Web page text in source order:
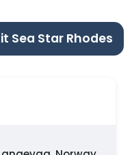
Sea Star Rhodes